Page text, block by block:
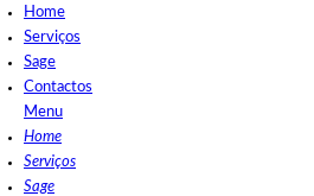
Home
Serviços
Sage
Contactos
Menu
Home
Serviços
Sage